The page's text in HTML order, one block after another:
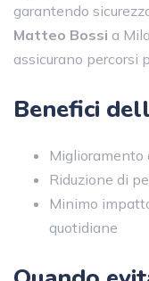
garantendo
Matteo Bossi a
assicurano percorsi
Benefici
Miglioramento
Riduzione di
Minimo
quotidiane